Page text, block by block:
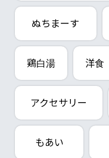
ぬちまーす
鶏白湯 洋食
アクセサリー
もあい